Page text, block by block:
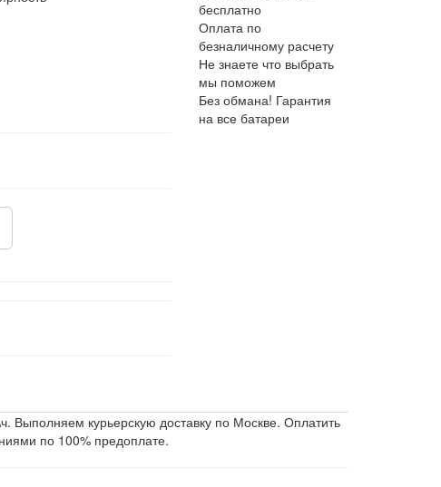
бесплатно
Оплата по
безналичному расчету
Не знаете что выбрать
мы поможем
Без обмана! Гарантия
на все батареи
Выполняем курьерскую доставку по Москве. Оплатить
по 100% предоплате.